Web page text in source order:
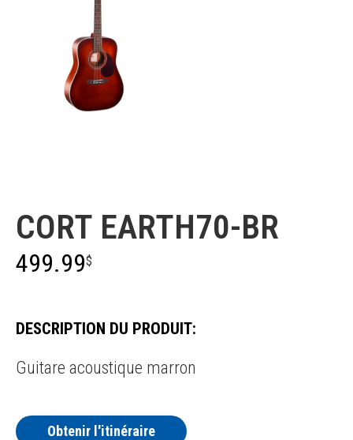
CORT EARTH70-BR
499.99$
DESCRIPTION DU PRODUIT:
Guitare acoustique marron
Obtenir l'itinéraire